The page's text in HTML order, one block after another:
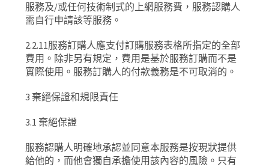
服務及/或任何技術制式的上網服務費，服務認購人
需自行申請該等服務。
2.2.11服務訂購人應支付訂購服務表格所指定的全部
費用。除非另有規定，費用是基於服務訂購而不是
實際使用。服務訂購人的付款義務是不可取消的。
3 棄絕保證和規限責任
3.1 棄絕保證
服務認購人明確地承認並同意本服務是按現狀提供
給他的，而他會獨自承擔使用該內容的風險。只有